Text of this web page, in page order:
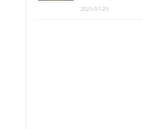
2025-07-25